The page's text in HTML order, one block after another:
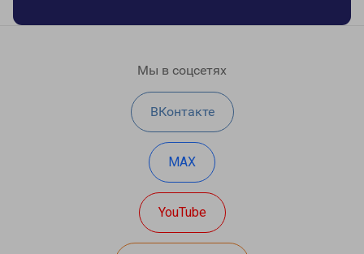
Мы в соцсетях
ВКонтакте
MAX
YouTube